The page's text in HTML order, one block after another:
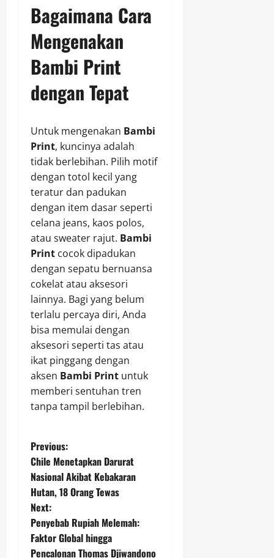
Bagaimana Cara
Mengenakan
Bambi Print
dengan Tepat
Untuk mengenakan Bambi
Print, kuncinya adalah
tidak berlebihan. Pilih motif
dengan totol kecil yang
teratur dan padukan
dengan item dasar seperti
celana jeans, kaos polos,
atau sweater rajut. Bambi
Print cocok dipadukan
dengan sepatu bernuansa
cokelat atau aksesori
lainnya. Bagi yang belum
terlalu percaya diri, Anda
bisa memulai dengan
aksesori seperti tas atau
ikat pinggang dengan
aksen Bambi Print untuk
memberi sentuhan tren
tanpa tampil berlebihan.
P
o
s
t
Previous:
Chile Menetapkan Darurat
Nasional Akibat Kebakaran
Hutan, 18 Orang Tewas
Next:
Penyebab Rupiah Melemah:
Faktor Global hingga
Pencalonan Thomas Djiwandono